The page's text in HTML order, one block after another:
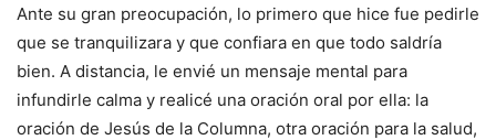
Ante su gran preocupación, lo primero que hice fue pedirle
que se tranquilizara y que confiara en que todo saldría
bien. A distancia, le envié un mensaje mental para
infundirle calma y realicé una oración oral por ella: la
oración de Jesús de la Columna, otra oración para la salud,